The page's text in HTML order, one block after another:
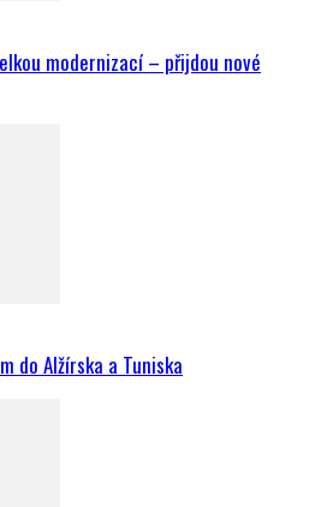
modernizací – přijdou nové
do Alžírska a Tuniska